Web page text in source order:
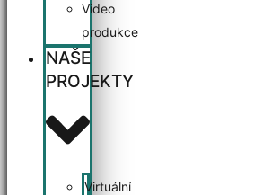
Video
produkce
NAŠE
PROJEKTY
Virtuální